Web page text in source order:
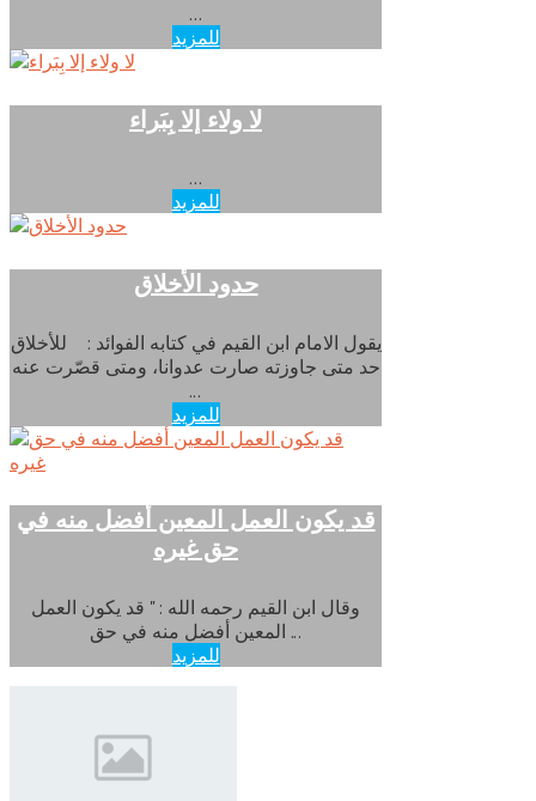
...
للمزيد
...
للمزيد
حدود الأخلاق
يقول الامام ابن القيم في كتابه الفوائد : للأخلاق
حد متى جاوزته صارت عدوانا، ومتى قصّرت عنه
...
للمزيد
قد يكون العمل المعين أفضل منه في
وقال ابن القيم رحمه الله : " قد يكون العمل
المعين أفضل منه في حق ...
للمزيد